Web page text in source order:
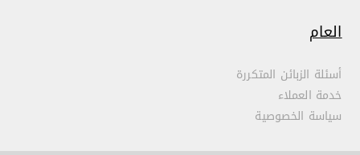
العام
أسئلة الزبائن المتكررة
خدمة العملاء
سياسة الخصوصية